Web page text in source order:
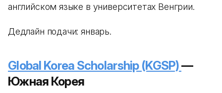
английском языке в университетах Венгрии.
Дедлайн подачи: январь.
Global Korea Scholarship (KGSP)—
Южная Корея